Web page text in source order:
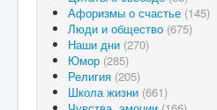
Афоризмы о счастье (145)
Люди и общество (675)
Наши дни (270)
Юмор (285)
Религия (205)
Школа жизни (661)